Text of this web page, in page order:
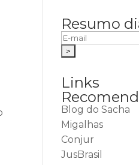
Resumo
Links
Blog do Sacha
Migalhas
Conjur
JusBrasil